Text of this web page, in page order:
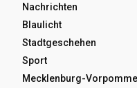
Nachrichten
Blaulicht
Stadtgeschehen
Sport
Mecklenburg-